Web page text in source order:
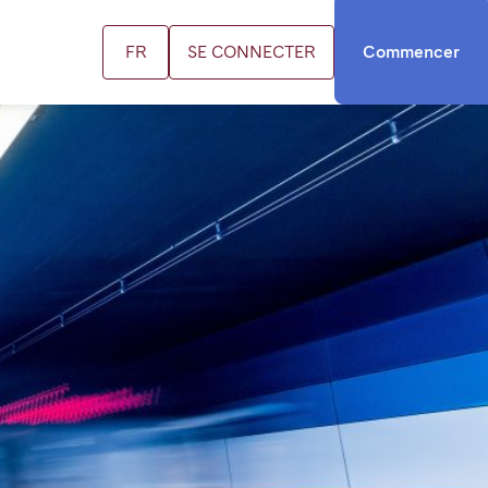
contacter
FR
FR SE CONNECTER Commencer